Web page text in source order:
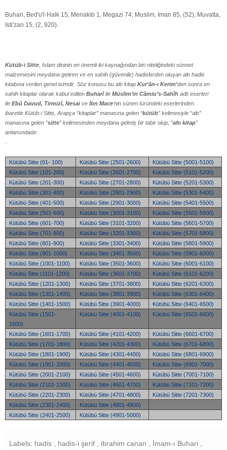
Buhari, Bed'u'l-Halk 15, Menakib 1, Megazi 74; Muslim, Iman 85, (52); Muvatta,
Isti'zan 15, (2, 920).
Kütüb-i Sitte , İslam dininin en önemli iki kaynağından biri niteliğindeki sünnet
malzemesini meydana getiren ve en sahih (güvenilir) hadislerden oluşan altı hadis
kitabına verilen genel isimdir. Söz konusu bu altı kitap Kur’ân-ı Kerim’den sonra en
sahih kitaplar olarak kabul edilen Buharîile Müslim’in Câmiu’s-Sahîh adlı eserleri
ile Ebû Davud, Tirmizî, Nesaive İbn Mace’nin sünen türündeki eserlerinden
ibarettir.Kütüb-i Sitte, Arapça “kitaplar” manasına gelen “kütüb” kelimesiyle “altı”
manasına gelen “sitte” kelimesinden meydana gelmiş bir tabir olup, “altı kitap”
anlamındadır.
Kütübü Sitte (01- 100) Kütübü Sitte (2501-2600)
Kütübü Sitte (5001-5100)
Kütübü Sitte (101-200)
Kütübü Sitte (2601-2700)
Kütübü Sitte (5101-5200)
Kütübü Sitte (201-300)
Kütübü Sitte (2701-2800)
Kütübü Sitte (5201-5300)
Kütübü Sitte (301-400)
Kütübü Sitte (2801-2900)
Kütübü Sitte (5301-5400)
Kütübü Sitte (401-500)
Kütübü Sitte (2901-3000)
Kütübü Sitte (5401-5500)
Kütübü Sitte (501-600)
Kütübü Sitte (3001-3100)
Kütübü Sitte (5501-5600)
Kütübü Sitte (601-700)
Kütübü Sitte (3101-3200)
Kütübü Sitte (5601-5700)
Kütübü Sitte (701-800)
Kütübü Sitte (3201-3300)
Kütübü Sitte (5701-5800)
Kütübü Sitte (801-900)
Kütübü Sitte (3301-3400)
Kütübü Sitte (5801-5900)
Kütübü Sitte (901-1000)
Kütübü Sitte (3401-3500)
Kütübü Sitte (5901-6000)
Kütübü Sitte (1001-1100)
Kütübü Sitte (3501-3600)
Kütübü Sitte (6001-6100)
Kütübü Sitte (1101-1200)
Kütübü Sitte (3601-3700)
Kütübü Sitte (6101-6200)
Kütübü Sitte (1201-1300)
Kütübü Sitte (3701-3800)
Kütübü Sitte (6201-6300)
Kütübü Sitte (1301-1400)
Kütübü Sitte (3801-3900)
Kütübü Sitte (6301-6400)
Kütübü Sitte (1401-1500)
Kütübü Sitte (3901-4000)
Kütübü Sitte (6401-6500)
Kütübü Sitte (1501-
1600)
Kütübü Sitte (4001-4100) Kütübü Sitte (6501-6600)
Kütübü Sitte (1601-1700) Kütübü Sitte (4101-4200)
Kütübü Sitte (6601-6700)
Kütübü Sitte (1701-1800)
Kütübü Sitte (4201-4300)
Kütübü Sitte (6701-6800)
Kütübü Sitte (1801-1900)
Kütübü Sitte (4301-4400)
Kütübü Sitte (6801-6900)
Kütübü Sitte (1901-2000)
Kütübü Sitte (4401-4500)
Kütübü Sitte (6901-7000)
Kütübü Sitte (2001-2100)
Kütübü Sitte (4501-4600)
Kütübü Sitte (7001-7100)
Kütübü Sitte (2101-2200)
Kütübü Sitte (4601-4700)
Kütübü Sitte (7101-7200)
Kütübü Sitte (2201-2300)
Kütübü Sitte (4701-4800)
Kütübü Sitte (7201-7300)
Kütübü Sitte (2301-2400)
Kütübü Sitte (4801-4900)
Kütübü Sitte (2401-2500)
Kütübü Sitte (4901-5000)
Labels: hadis , hadis-i şerif , ibrahim canan , İmam-ı Buhari ,